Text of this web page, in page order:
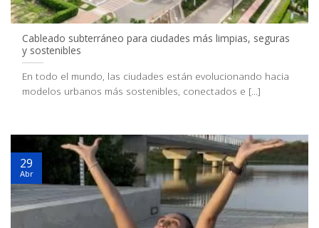
Cableado subterráneo para ciudades más limpias, seguras
y sostenibles
En todo el mundo, las ciudades están evolucionando hacia
modelos urbanos más sostenibles, conectados e [...]
29
Abr